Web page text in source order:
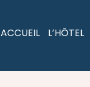
ACCUEIL L’HÔTEL